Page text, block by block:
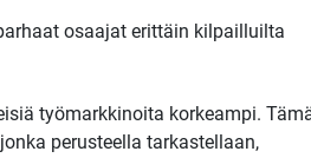
osaajat erittäin kilpailluilta
työmarkkinoita korkeampi.
perusteella tarkastellaan,